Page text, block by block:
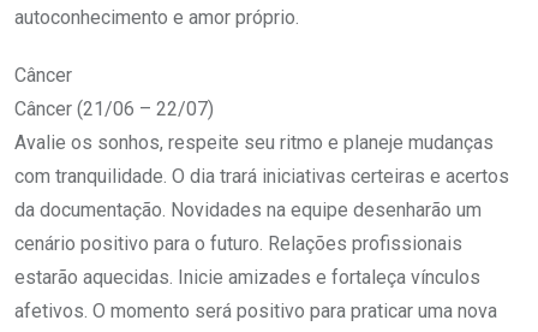
autoconhecimento e amor próprio.
Câncer
Câncer (21/06 – 22/07)
Avalie os sonhos, respeite seu ritmo e planeje mudanças
com tranquilidade. O dia trará iniciativas certeiras e acertos
da documentação. Novidades na equipe desenharão um
cenário positivo para o futuro. Relações profissionais
estarão aquecidas. Inicie amizades e fortaleça vínculos
afetivos. O momento será positivo para praticar uma nova